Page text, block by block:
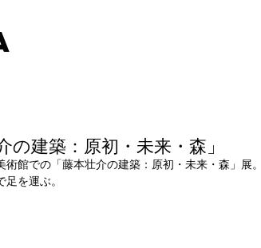
の建築：原初・未来・森」
術館での「藤本壮介の建築：原初・未来・森」展
を運ぶ。